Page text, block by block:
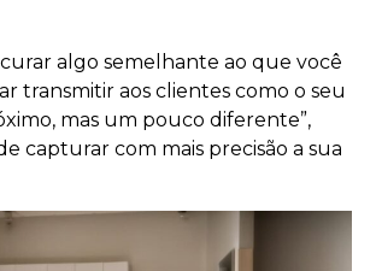
algo semelhante ao que você
transmitir aos clientes como o seu
mas um pouco diferente”,
capturar com mais precisão a sua